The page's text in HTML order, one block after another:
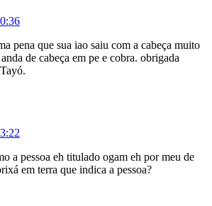
pena que sua iao saiu com a cabeça muito
de cabeça em pe e cobra. obrigada
a pessoa eh titulado ogam eh por meu de
em terra que indica a pessoa?